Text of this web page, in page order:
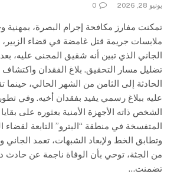
يونيو 28, 2026 0
تمكنت مفارز مكافحة إجرام البصرة،
ملابسات جريمة قتل غامضة في قضاء الزبير،
الجاني الذي تبين أنه شقيق المجنى عليه،
تضليل مسار التحقيق. بلاغ الفقدان واكتشاف
الحادثة إلى الثامن من الشهر الحالي،
عليه ببلاغ رسمي يفيد بفقدان أخيه. وفي
الشخص ذاته الأجهزة الأمنية بعثوره على
المتفسخة في منطقة “البترو” التابعة لقضاء
وتطابق الخط ولإبعاد الشبهات، تعمد
من الجثة، توحي بأن الوفاة ناجمة عن
تضمنت…